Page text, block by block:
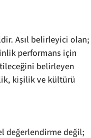
Asıl belirleyici olan;
performans için
belirleyen
kişilik ve kültürü
değerlendirme değil;